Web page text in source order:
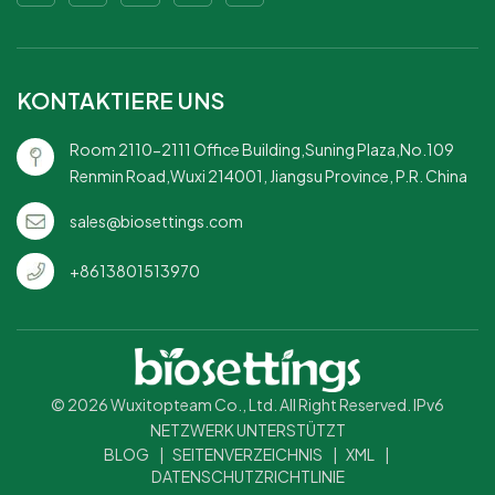
Papiermaterial: Robust und
verbiegen.Umweltfreundlich
und wegwerfbar: Hergestellt
aus biologisch abbaubarem
Papier, wodurch die
Reinigung einfach und
umweltfreundlich
Dekorationselement:
Weihnachtsdekorationen
und -themen.Fügt eine
festliche Note hinzu:
Verbessert die optische
Attraktivität Ihrer
Tischdekoration und verleiht
jedem Anlass das Gefühl,
KONTAKTIERE UNS
Room 2110-2111 Office Building,Suning Plaza,No.109
Renmin Road,Wuxi 214001, Jiangsu Province, P.R. China
sales@biosettings.com
+8613801513970
© 2026 Wuxitopteam Co., Ltd. All Right Reserved. IPv6
NETZWERK UNTERSTÜTZT
BLOG
SEITENVERZEICHNIS XML
DATENSCHUTZRICHTLINIE